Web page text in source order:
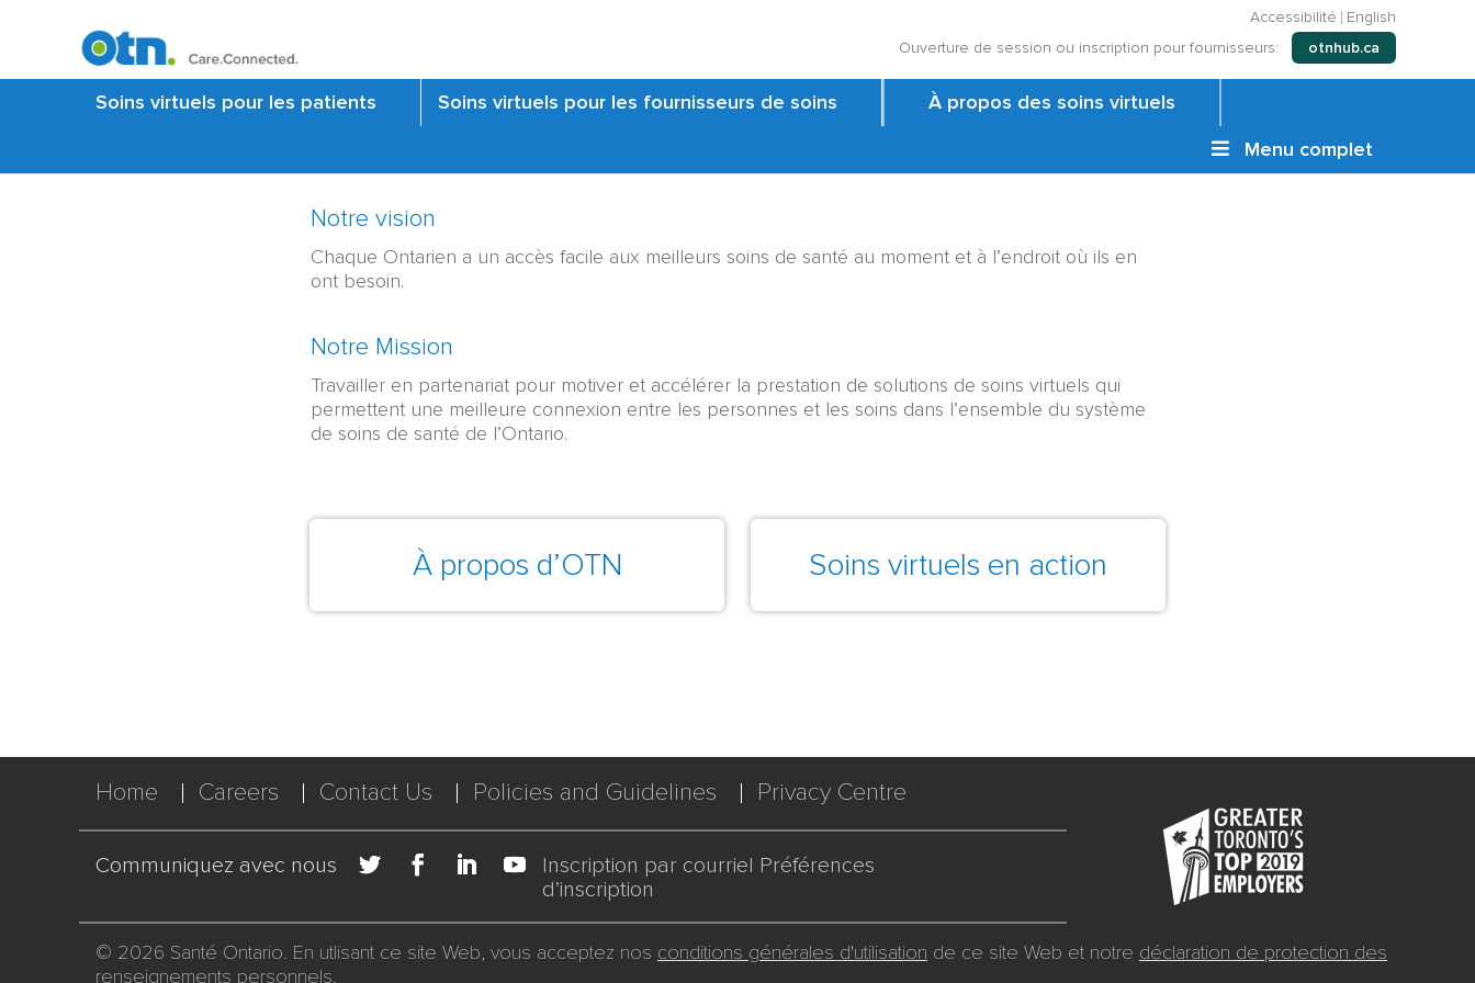
Accessibilité
English
Ouverture de session ou inscription pour fournisseurs:
otnhub.ca
Soins virtuels pour les patients Soins virtuels pour les fournisseurs de soins
À propos des soins virtuels
Menu complet
Mission
et
vision:
Notre vision
Chaque Ontarien a un accès facile aux meilleurs soins de santé au moment et à l’endroit où ils en
ont besoin.
Notre Mission
Travailler en partenariat pour motiver et accélérer la prestation de solutions de soins virtuels qui
permettent une meilleure connexion entre les personnes et les soins dans l’ensemble du système
de soins de santé de l’Ontario.
À propos d’OTN Soins virtuels en action
Home Careers Contact Us Policies and Guidelines Privacy Centre
Communiquez avec nous
Inscription par courriel Préférences
d’inscription
© 2026 Santé Ontario. En utlisant ce site Web, vous acceptez nos conditions générales d'utilisation de ce site Web et notre déclaration de protection des
renseignements personnels.